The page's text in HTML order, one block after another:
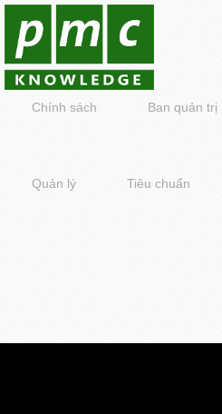
Chính sách Ban quản trị
Quản lý Tiêu chuẩn